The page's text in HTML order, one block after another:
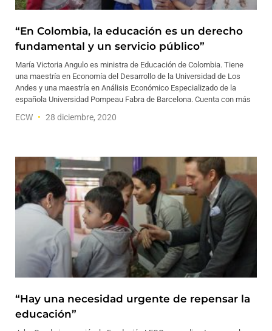
“En Colombia, la educación es un derecho
fundamental y un servicio público”
María Victoria Angulo es ministra de Educación de Colombia. Tiene
una maestría en Economía del Desarrollo de la Universidad de Los
Andes y una maestría en Análisis Económico Especializado de la
española Universidad Pompeau Fabra de Barcelona. Cuenta con más
ECW 28 diciembre, 2020
“Hay una necesidad urgente de repensar la
educación”